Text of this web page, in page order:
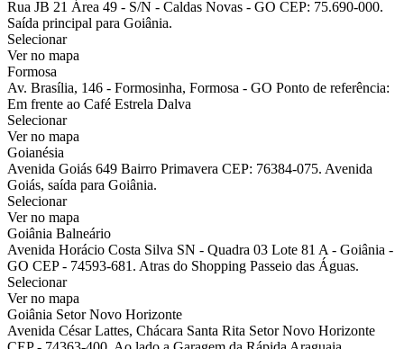
Rua JB 21 Área 49 - S/N - Caldas Novas - GO CEP: 75.690-000.
Saída principal para Goiânia.
Selecionar
Ver no mapa
Formosa
Av. Brasília, 146 - Formosinha, Formosa - GO Ponto de referência:
Em frente ao Café Estrela Dalva
Selecionar
Ver no mapa
Goianésia
Avenida Goiás 649 Bairro Primavera CEP: 76384-075. Avenida
Goiás, saída para Goiânia.
Selecionar
Ver no mapa
Goiânia Balneário
Avenida Horácio Costa Silva SN - Quadra 03 Lote 81 A - Goiânia -
GO CEP - 74593-681. Atras do Shopping Passeio das Águas.
Selecionar
Ver no mapa
Goiânia Setor Novo Horizonte
Avenida César Lattes, Chácara Santa Rita Setor Novo Horizonte